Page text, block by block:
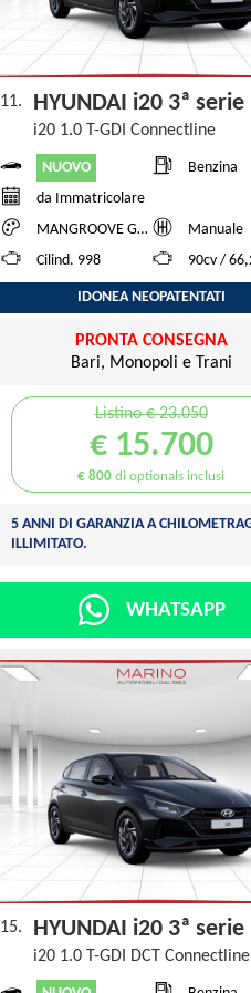
11. HYUNDAI i20 3ª serie
i20 1.0 T-GDI Connectline
NUOVO
Benzina
da Immatricolare
MANGROOVE GREEN
Manuale
Cilind. 998
90cv /
IDONEA NEOPATENTATI
PRONTA CONSEGNA
Bari, Monopoli e Trani
Listino € 23.050
€ 15.700
€ 800 di optionals inclusi
5 ANNI DI GARANZIA A
ILLIMITATO.
WHATSAPP
15. HYUNDAI i20 3ª serie
i20 1.0 T-GDI DCT Connectline